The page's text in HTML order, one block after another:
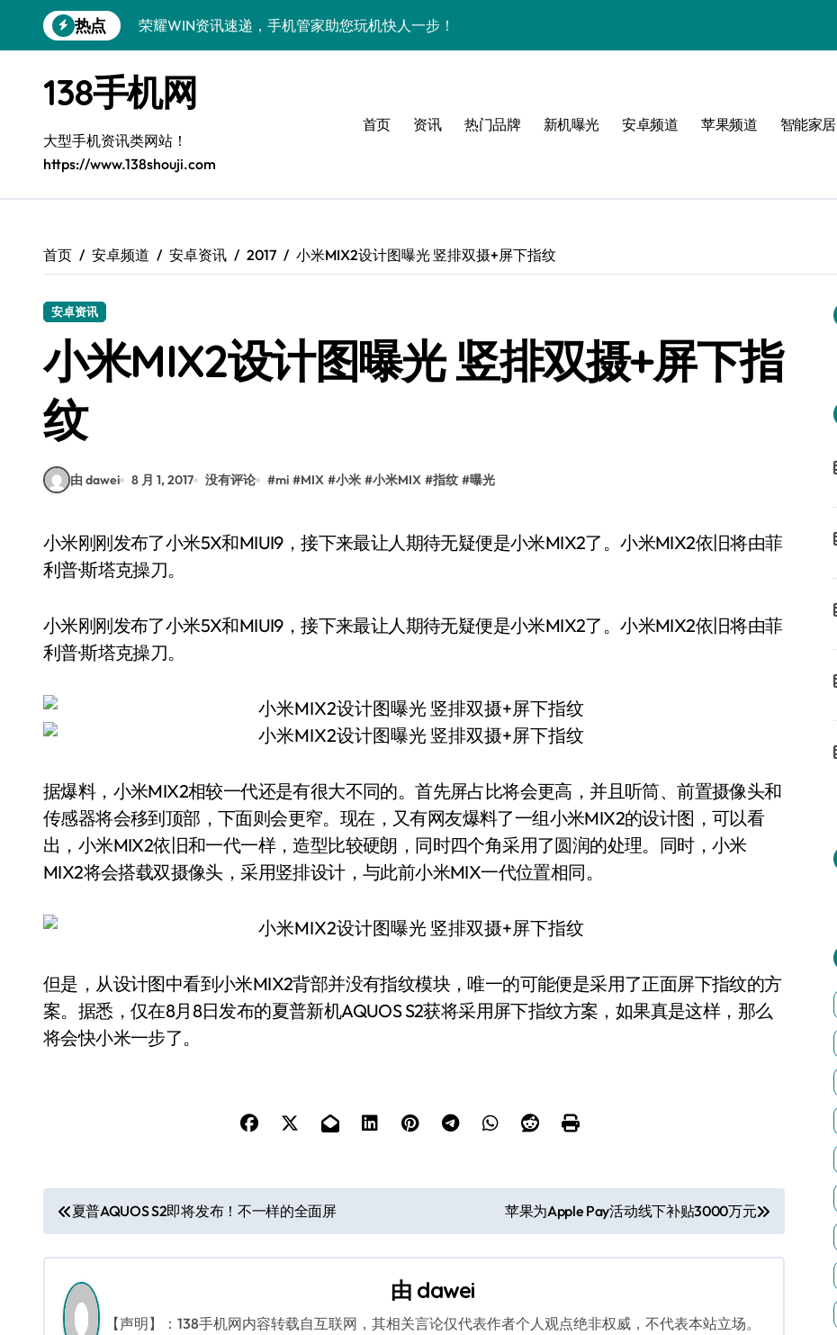
到
热点
荣耀WIN资讯速递，手机管家助您玩机快人一步！
OPPO Find X9 Pro售后揭秘：亮点解析+超实用技巧大放送
vivo S50 Pro mini来袭！小屏旗舰亮点，售后带你抢先看
REDMI K90售后揭秘：亮点配置全解析，速来围观！
OPPO Find X9售后揭秘：亮点特色玩法，一次全掌握！
华为nova 15 Ultra新功能解锁，售后邀您共享最新优惠！
真我GT8 Pro售后力荐：特色功能全解析，畅享新机体验！
138手机网
大型手机资讯类网站！
https://www.138shouji.com
首页 资讯 热门品牌 新机曝光 安卓频道 苹果频道 智能家居
首页 安卓频道 安卓资讯 2017 小米MIX2设计图曝光 竖排双摄+屏下指纹
安卓资讯
小米MIX2设计图曝光 竖排双摄+屏下指
纹
由 dawei 8 月 1, 2017 没有评论 #mi #MIX #小米 #小米MIX #指纹 #曝光
小米刚刚发布了小米5X和MIUI9，接下来最让人期待无疑便是小米MIX2了。小米MIX2依旧将由菲
利普·斯塔克操刀。
小米刚刚发布了小米5X和MIUI9，接下来最让人期待无疑便是小米MIX2了。小米MIX2依旧将由菲
利普·斯塔克操刀。
据爆料，小米MIX2相较一代还是有很大不同的。首先屏占比将会更高，并且听筒、前置摄像头和
传感器将会移到顶部，下面则会更窄。现在，又有网友爆料了一组小米MIX2的设计图，可以看
出，小米MIX2依旧和一代一样，造型比较硬朗，同时四个角采用了圆润的处理。同时，小米
MIX2将会搭载双摄像头，采用竖排设计，与此前小米MIX一代位置相同。
但是，从设计图中看到小米MIX2背部并没有指纹模块，唯一的可能便是采用了正面屏下指纹的方
案。据悉，仅在8月8日发布的夏普新机AQUOS S2获将采用屏下指纹方案，如果真是这样，那么
将会快小米一步了。
文
章
导
航
夏普AQUOS S2即将发布！不一样的全面屏 苹果为Apple Pay活动线下补贴3000万元
由 dawei
【声明】：138手机网内容转载自互联网，其相关言论仅代表作者个人观点绝非权威，不代表本站立场。